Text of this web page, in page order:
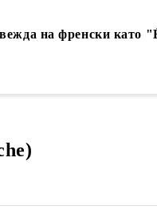
на френски като